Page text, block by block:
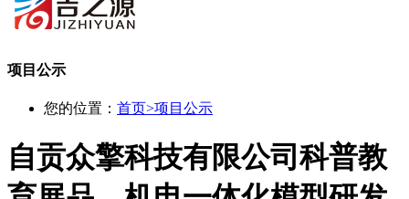
项目公示
您的位置： 首页>项目公示
自贡众擎科技有限公司科普教